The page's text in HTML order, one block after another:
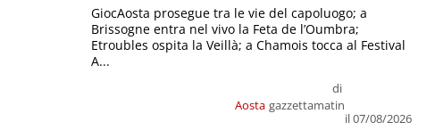
Aosta
di
gazzettamatin
il 07/08/2026
GiocAosta prosegue tra le vie del capoluogo; a
Brissogne entra nel vivo la Feta de l’Oumbra;
Etroubles ospita la Veillà; a Chamois tocca al Festival
A...